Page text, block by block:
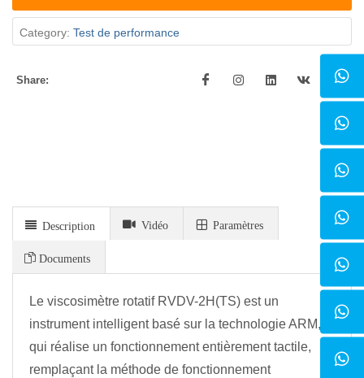
Category: Test de performance
Share:
Description Vidéo Paramètres
Documents
Le viscosimètre rotatif RVDV-2H(TS) est un
instrument intelligent basé sur la technologie ARM,
qui réalise un fonctionnement entièrement tactile,
remplaçant la méthode de fonctionnement